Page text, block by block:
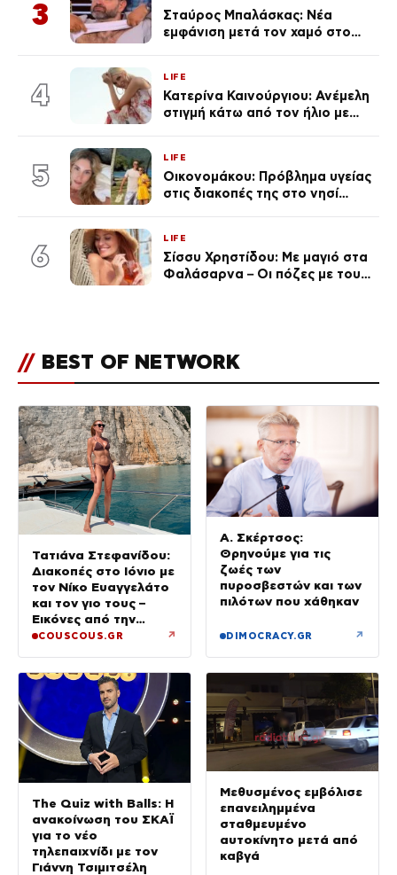
3
Σταύρος Μπαλάσκας: Νέα
εμφάνιση μετά τον χαμό στο
4
LIFE
Κατερίνα Καινούργιου: Ανέμελη
στιγμή κάτω από τον ήλιο με
5
LIFE
Οικονομάκου: Πρόβλημα υγείας
στις διακοπές της στο νησί
6
LIFE
Σίσσυ Χρηστίδου: Με μαγιό στα
Φαλάσαρνα – Οι πόζες με τους
// BEST OF NETWORK
Τατιάνα Στεφανίδου:
Διακοπές στο Ιόνιο με
τον Νίκο Ευαγγελάτο
και τον γιο τους –
Εικόνες από την
Κεφαλονιά
COUSCOUS.GR ↗
Α. Σκέρτσος:
Θρηνούμε για τις
ζωές των
πυροσβεστών και των
πιλότων που χάθηκαν
DIMOCRACY.GR ↗
The Quiz with Balls: Η
ανακοίνωση του ΣΚΑΪ
για το νέο
τηλεπαιχνίδι με τον
Γιάννη Τσιμιτσέλη
Μεθυσμένος εμβόλισε
επανειλημμένα
σταθμευμένο
αυτοκίνητο μετά από
καβγά